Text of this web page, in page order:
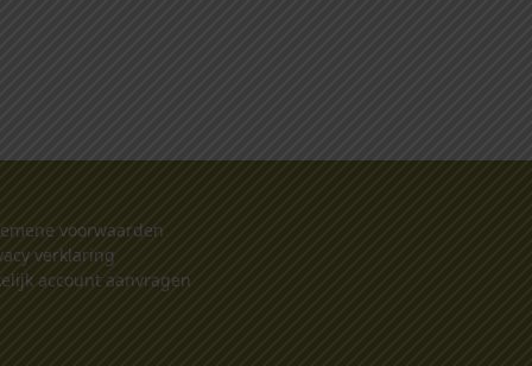
voorwaarden
verklaring
account aanvragen